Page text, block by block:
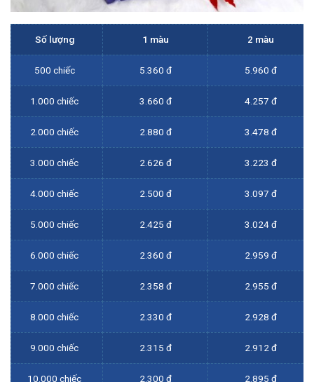
Số lượng 1 màu 2 màu
500 chiếc 5.360 đ 5.960 đ
1.000 chiếc 3.660 đ 4.257 đ
2.000 chiếc 2.880 đ 3.478 đ
3.000 chiếc 2.626 đ 3.223 đ
4.000 chiếc 2.500 đ 3.097 đ
5.000 chiếc 2.425 đ 3.024 đ
6.000 chiếc 2.360 đ 2.959 đ
7.000 chiếc 2.358 đ 2.955 đ
8.000 chiếc 2.330 đ 2.928 đ
9.000 chiếc 2.315 đ 2.912 đ
10.000 chiếc 2.300 đ 2.895 đ